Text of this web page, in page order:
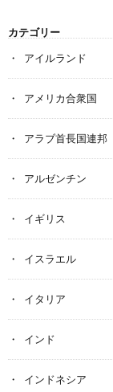
カテゴリー
アイルランド
アメリカ合衆国
アラブ首長国連邦
アルゼンチン
イギリス
イスラエル
イタリア
インド
インドネシア